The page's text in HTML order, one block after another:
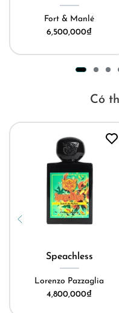
Fort & Manlé
6,500,000₫
Có
Speachless
Lorenzo Pazzaglia
4,800,000₫